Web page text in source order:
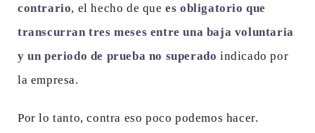
contrario, el hecho de que es obligatorio que
transcurran tres meses entre una baja voluntaria
y un periodo de prueba no superado indicado por
la empresa.
Por lo tanto, contra eso poco podemos hacer.